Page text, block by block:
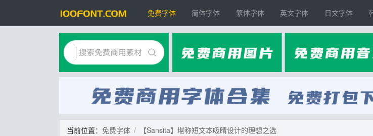
免费字体 简体字体 繁体字体 英文字体 日文字体
当前位置： 免费字体 【Sansita】堪称短文本吸睛设计的理想之选